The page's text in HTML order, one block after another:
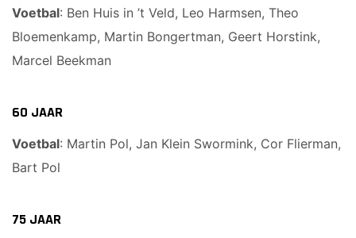
Voetbal: Ben Huis in ’t Veld, Leo Harmsen, Theo
Bloemenkamp, Martin Bongertman, Geert Horstink,
Marcel Beekman
60 JAAR
Voetbal: Martin Pol, Jan Klein Swormink, Cor Flierman,
Bart Pol
75 JAAR